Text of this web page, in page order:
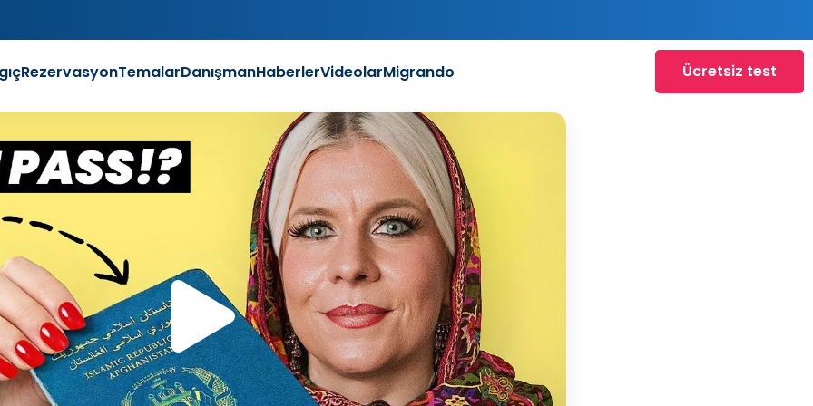
RezervasyonTemalarDanışmanHaberlerVideolarMigrando Ücretsiz test
Video
Oynat